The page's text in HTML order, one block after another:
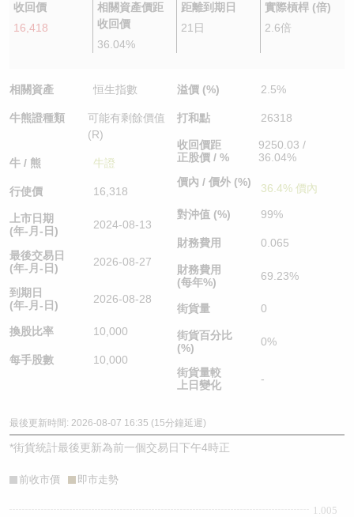
收回價
16,418
相關資產價距
收回價
36.04%
距離到期日
21日
實際槓桿 (倍)
2.6倍
相關資產 恒生指數
牛熊證種類
可能有剩餘價值
(R)
牛 / 熊 牛證
行使價 16,318
上市日期
(年-月-日)
2024-08-13
最後交易日
(年-月-日)
2026-08-27
到期日
(年-月-日)
2026-08-28
換股比率 10,000
每手股數 10,000
溢價 (%) 2.5%
打和點 26318
收回價距
正股價 / %
9250.03 /
36.04%
價內 / 價外 (%)
36.4% 價內
對沖值 (%) 99%
財務費用 0.065
財務費用
(每年%)
69.23%
街貨量 0
街貨百分比
(%)
0%
街貨量較
上日變化
-
最後更新時間: 2026-08-07 16:35 (15分鐘延遲)
*街貨統計最後更新為前一個交易日下午4時正
前收市價 即市走勢
1.005
牛熊證文件及公告